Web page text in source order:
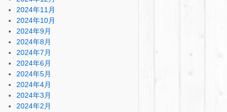
2024年11月
2024年10月
2024年9月
2024年8月
2024年7月
2024年6月
2024年5月
2024年4月
2024年3月
2024年2月